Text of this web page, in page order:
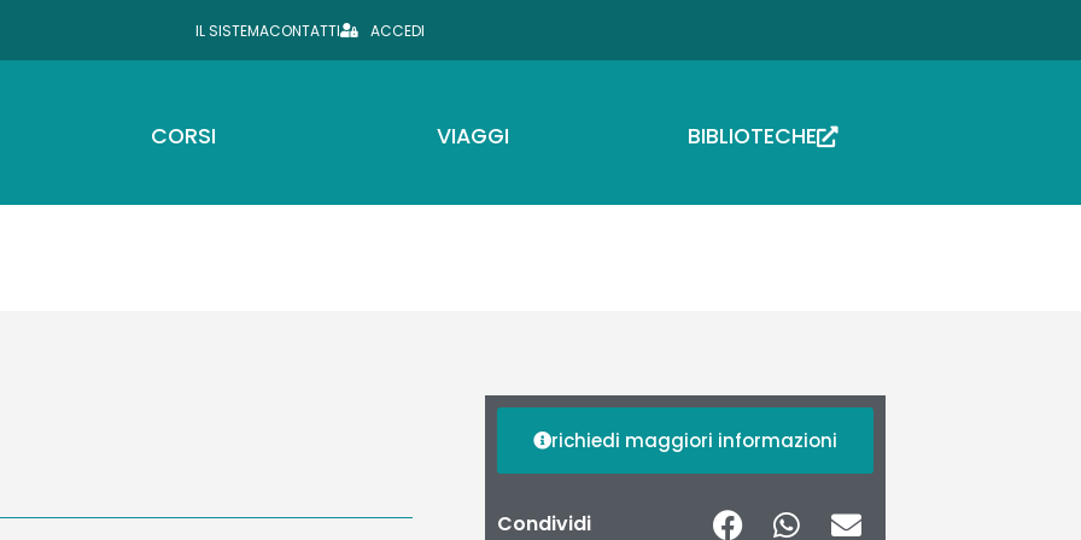
IL SISTEMACONTATTI ACCEDI
CORSI VIAGGI BIBLIOTECHE
richiedi maggiori informazioni
Condividi